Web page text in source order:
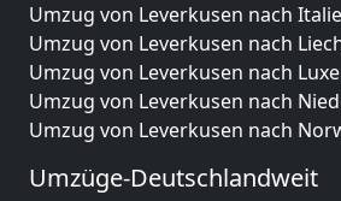
Umzug von Leverkusen nach
Umzug von Leverkusen nach
Umzug von Leverkusen nach
Umzug von Leverkusen nach
Umzug von Leverkusen nach
Umzüge-Deutschlandweit